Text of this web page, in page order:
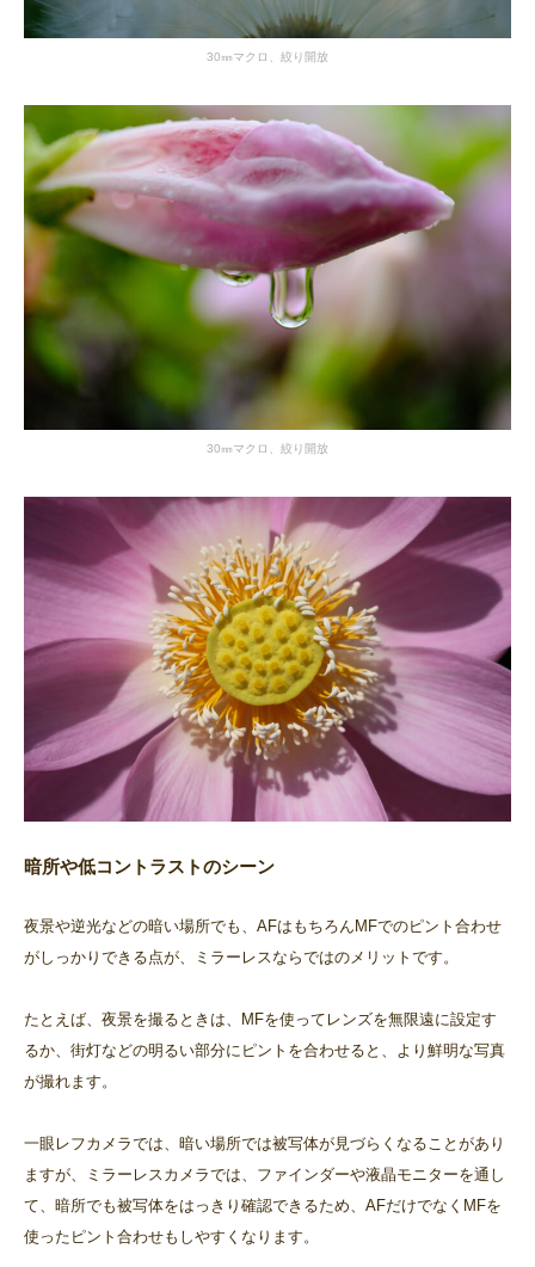
30㎜マクロ、絞り開放
30㎜マクロ、絞り開放
暗所や低コントラストのシーン
夜景や逆光などの暗い場所でも、AFはもちろんMFでのピント合わせ
がしっかりできる点が、ミラーレスならではのメリットです。
たとえば、夜景を撮るときは、MFを使ってレンズを無限遠に設定す
るか、街灯などの明るい部分にピントを合わせると、より鮮明な写真
が撮れます。
一眼レフカメラでは、暗い場所では被写体が見づらくなることがあり
ますが、ミラーレスカメラでは、ファインダーや液晶モニターを通し
て、暗所でも被写体をはっきり確認できるため、AFだけでなくMFを
使ったピント合わせもしやすくなります。